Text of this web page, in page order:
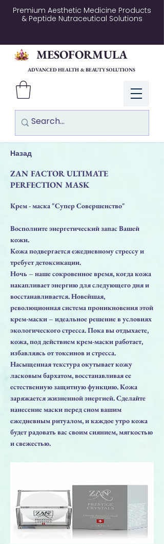
Premium Aesthetic Medicine Products
& Peptide Nutraceutical Solutions
Log In
MESOFORMULA
ADVANCED HEALTH & BEAUTY SOLUTIONS
Назад
ZAN FACTOR ULTIMATE
PERFECTION MASK
Крем - маска "Супер Совершенство"
Восполните энергетический запас Вашей
кожи.
Кожа подвергается ежедневному стрессу и
требует детоксикации.
Ночь – наше сокровенное время, когда кожа
накапливает энергию для следующего дня и
восстанавливается. Новейшая,
революционная система проникновения этой
крем-маски – идеальное решение в условиях
экологического стресса. Пока вы отдыхаете,
кожа, под действием крем-маски работает,
избавляясь от токсинов и стресса.
Насыщенная текстура окутывает кожу
ласковым бархатом, восстанавливая ее
естественную защитную функцию. Кожа
заряжается жизненной энергией. Сделайте
нанесение маски перед сном вашим
ежедневным ритуалом, и каждое утро кожа
будет радовать вас своим сиянием, мягкостью
и свежестью.